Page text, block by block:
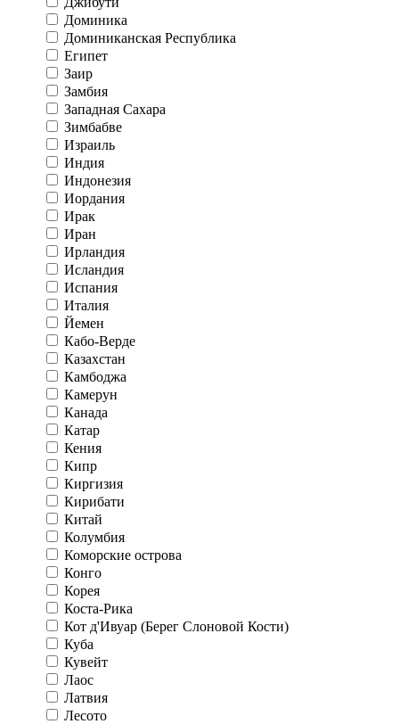
Доминика
Доминиканская Республика
Египет
Заир
Замбия
Западная Сахара
Зимбабве
Израиль
Индия
Индонезия
Иордания
Ирак
Иран
Ирландия
Исландия
Испания
Италия
Йемен
Кабо-Верде
Казахстан
Камбоджа
Камерун
Канада
Катар
Кения
Кипр
Киргизия
Кирибати
Китай
Колумбия
Коморские острова
Конго
Корея
Коста-Рика
Кот д'Ивуар (Берег Слоновой Кости)
Куба
Кувейт
Лаос
Латвия
Лесото